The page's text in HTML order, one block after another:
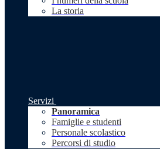
La storia
Servizi
Panoramica
Famiglie e studenti
Personale scolastico
Percorsi di studio